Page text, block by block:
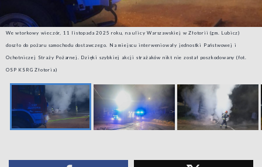
We wtorkowy wieczór, 11 listopada 2025 roku, na ulicy Warszawskiej w Złotorii (gm. Lubicz)
doszło do pożaru samochodu dostawczego. Na miejscu interweniowały jednostki Państwowej i
Ochotniczej Straży Pożarnej. Dzięki szybkiej akcji strażaków nikt nie został poszkodowany (fot.
OSP KSRG Złotoria)